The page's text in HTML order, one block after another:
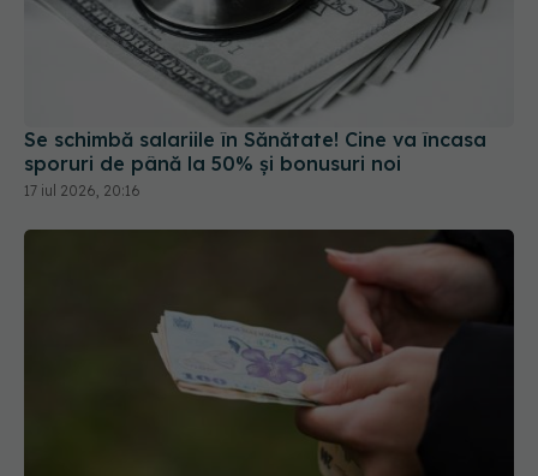
Se schimbă salariile în Sănătate! Cine va încasa
sporuri de până la 50% și bonusuri noi
17 iul 2026, 20:16